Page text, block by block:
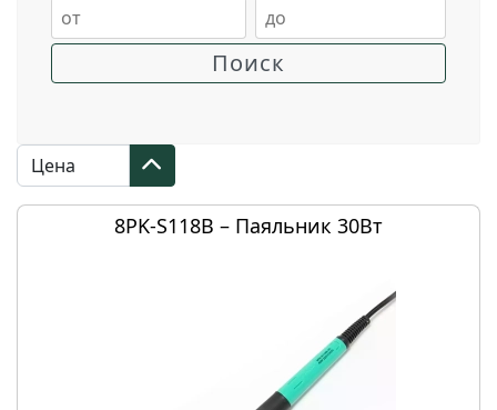
8PK-S118B – Паяльник 30Вт